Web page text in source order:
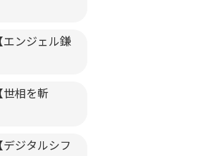
ンジェル鎌
相を斬
ジタルシフ